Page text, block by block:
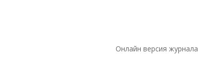
Онлайн версия журнала